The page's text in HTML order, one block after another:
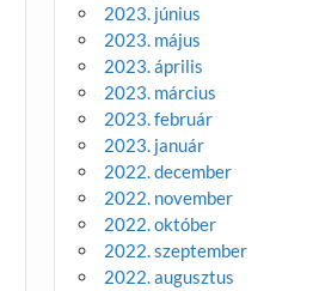
2023. június
2023. május
2023. április
2023. március
2023. február
2023. január
2022. december
2022. november
2022. október
2022. szeptember
2022. augusztus